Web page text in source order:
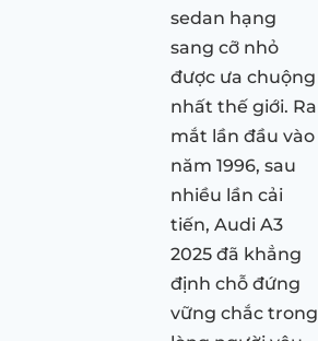
sedan hạng
sang cỡ nhỏ
được ưa chuộng
nhất thế giới. Ra
mắt lần đầu vào
năm 1996, sau
nhiều lần cải
tiến, Audi A3
2025 đã khẳng
định chỗ đứng
vững chắc trong